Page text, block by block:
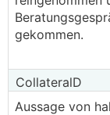
gekommen.
CollateralD
Aussage von